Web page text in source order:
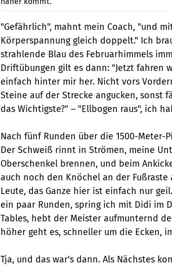
"Gefährlich", mahnt mein Coach, "und
Körperspannung gleich doppelt." Ich
strahlende Blau des Februarhimmels
Driftübungen gilt es dann: "Jetzt fahren
einfach hinter mir her. Nicht vors
Steine auf der Strecke angucken, sonst
das Wichtigste?" – "Ellbogen raus", ich
Nach fünf Runden über die 1500-Meter-
Der Schweiß rinnt in Strömen, meine
Oberschenkel brennen, und beim
auch noch den Knöchel an der Fußraste
Leute, das Ganze hier ist einfach nur
ein paar Runden, spring ich mit Didi im
Tables, hebt der Meister aufmunternd
höher geht es, schneller um die Ecken,
Tja, und das war's dann. Als Nächstes